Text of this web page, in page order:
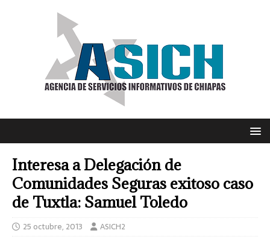
Interesa a Delegación de
Comunidades Seguras exitoso caso
de Tuxtla: Samuel Toledo
25 octubre, 2013 ASICH2